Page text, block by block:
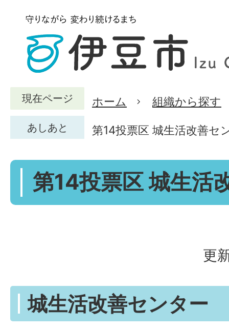
現在ページ ホーム 組織から探す
あしあと 第14投票区 城生活改善セ
第14投票区 城生活
更
城生活改善センター